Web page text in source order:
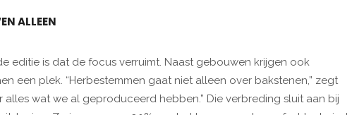
ALLEEN
editie is dat de focus verruimt. Naast gebouwen krijgen ook
een plek. “Herbestemmen gaat niet alleen over bakstenen,” zegt
alles wat we al geproduceerd hebben.” Die verbreding sluit aan bij